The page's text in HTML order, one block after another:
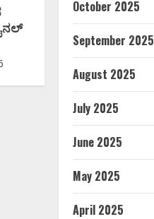
October 2025
September 2025
August 2025
July 2025
June 2025
May 2025
April 2025